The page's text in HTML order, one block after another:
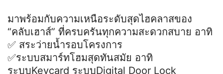
มาพร้อมกับความเหนือระดับสุดไฮคลาสของ
“คลับเฮาส์” ที่ครบครันทุกความสะดวกสบาย อาทิ
✅ สระว่ายน้ำรอบโครงการ
✅ระบบสมาร์ทโฮมสุดทันสมัย อาทิ
ระบบKeycard ระบบDigital Door Lock